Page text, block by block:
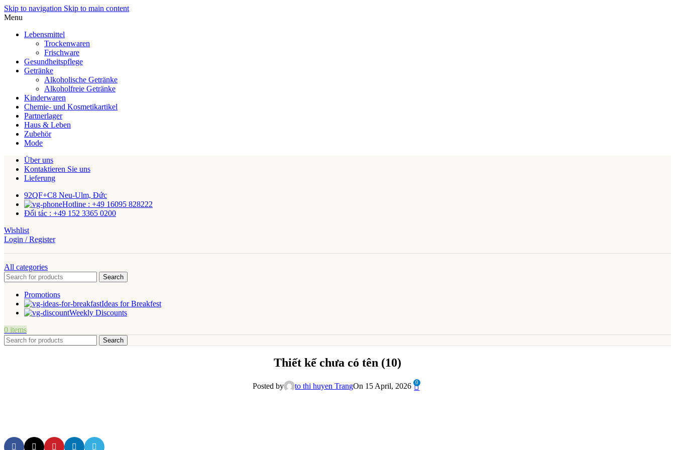
Skip to navigation Skip to main content
Menu
Lebensmittel
Trockenwaren
Frischware
Gesundheitspflege
Getränke
Alkoholische Getränke
Alkoholfreie Getränke
Kinderwaren
Chemie- und Kosmetikartikel
Partnerlager
Haus & Leben
Zubehör
Mode
Über uns
Kontaktieren Sie uns
Lieferung
92QF+C8 Neu-Ulm, Đức
Hotline : +49 16095 828222
Đối tác : +49 152 3365 0200
Wishlist
Login / Register
All categories
Search
Promotions
Ideas for Breakfest
Weekly Discounts
0 items
Search
Thiết kế chưa có tên (10)
Posted by to thi huyen TrangOn 15 April, 2026 0